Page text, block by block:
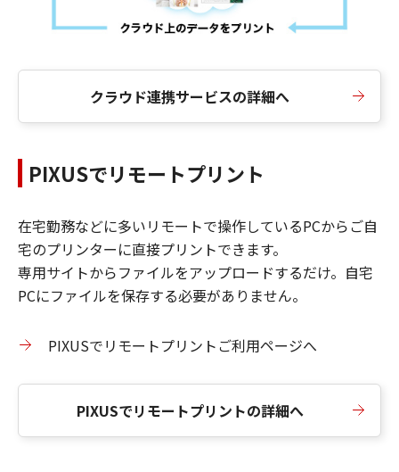
クラウド連携サービスの詳細へ
PIXUSでリモートプリント
在宅勤務などに多いリモートで操作しているPCからご自
宅のプリンターに直接プリントできます。
専用サイトからファイルをアップロードするだけ。自宅
PCにファイルを保存する必要がありません。
PIXUSでリモートプリントご利用ページへ
PIXUSでリモートプリントの詳細へ